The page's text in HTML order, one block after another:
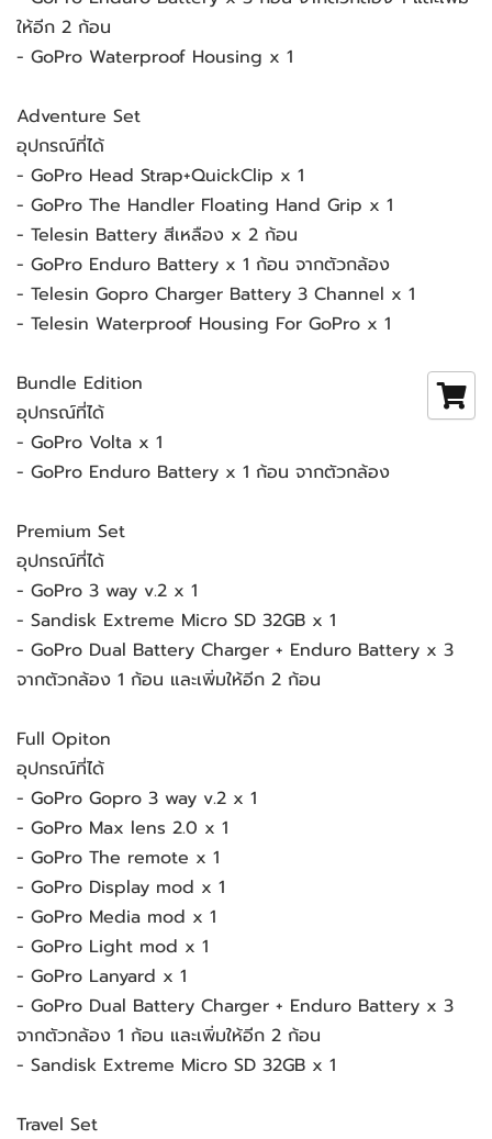
ให้อีก 2 ก้อน
- GoPro Waterproof Housing x 1
Adventure Set
อุปกรณ์ที่ได้
- GoPro Head Strap+QuickClip x 1
- GoPro The Handler Floating Hand Grip x 1
- Telesin Battery สีเหลือง x 2 ก้อน
- GoPro Enduro Battery x 1 ก้อน จากตัวกล้อง
- Telesin Gopro Charger Battery 3 Channel x 1
- Telesin Waterproof Housing For GoPro x 1
Bundle Edition
อุปกรณ์ที่ได้
- GoPro Volta x 1
- GoPro Enduro Battery x 1 ก้อน จากตัวกล้อง
Premium Set
อุปกรณ์ที่ได้
- GoPro 3 way v.2 x 1
- Sandisk Extreme Micro SD 32GB x 1
- GoPro Dual Battery Charger + Enduro Battery x 3
จากตัวกล้อง 1 ก้อน และเพิ่มให้อีก 2 ก้อน
Full Opiton
อุปกรณ์ที่ได้
- GoPro Gopro 3 way v.2 x 1
- GoPro Max lens 2.0 x 1
- GoPro The remote x 1
- GoPro Display mod x 1
- GoPro Media mod x 1
- GoPro Light mod x 1
- GoPro Lanyard x 1
- GoPro Dual Battery Charger + Enduro Battery x 3
จากตัวกล้อง 1 ก้อน และเพิ่มให้อีก 2 ก้อน
- Sandisk Extreme Micro SD 32GB x 1
Travel Set